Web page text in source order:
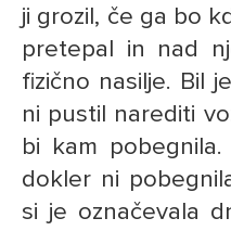
ji grozil, če ga bo
pretepal in nad
fizično nasilje. Bil
ni pustil narediti
bi kam
dokler ni
si je označevala